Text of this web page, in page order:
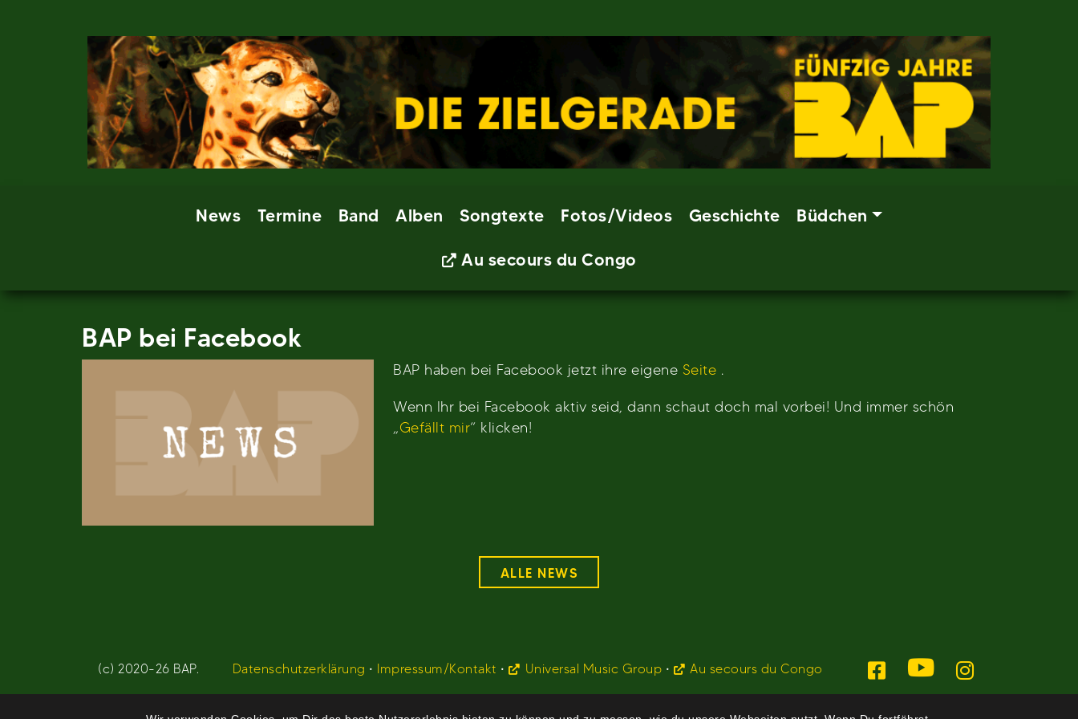
News Termine Band Alben Songtexte Fotos/Videos Geschichte Büdchen
Au secours du Congo
BAP bei Facebook
BAP haben bei Facebook jetzt ihre eigene Seite .
Wenn Ihr bei Facebook aktiv seid, dann schaut doch mal vorbei! Und immer schön
„Gefällt mir“ klicken!
ALLE NEWS
(c) 2020-26 BAP. Datenschutzerklärung • Impressum/Kontakt • Universal Music Group • Au secours du Congo